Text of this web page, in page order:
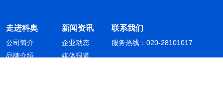
走进科奥
公司简介
品牌介绍
新闻资讯
企业动态
媒体报道
联系我们
服务热线：020-28101017